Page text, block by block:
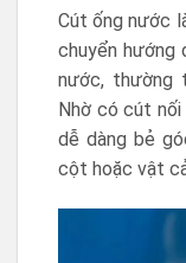
Cút ống nước
chuyển hướng
nước, thường
Nhờ có cút
dễ dàng bẻ
cột hoặc vật